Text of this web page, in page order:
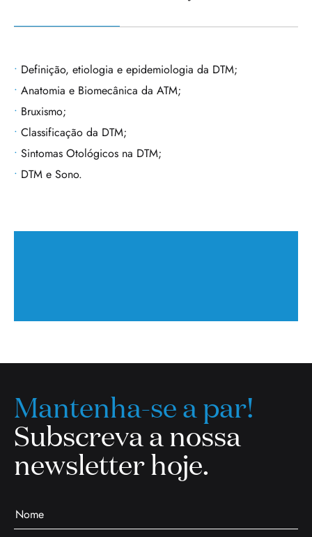
Definição, etiologia e epidemiologia da DTM;
Anatomia e Biomecânica da ATM;
Bruxismo;
Classificação da DTM;
Sintomas Otológicos na DTM;
DTM e Sono.
Mantenha-se a par!
Subscreva a nossa
newsletter hoje.